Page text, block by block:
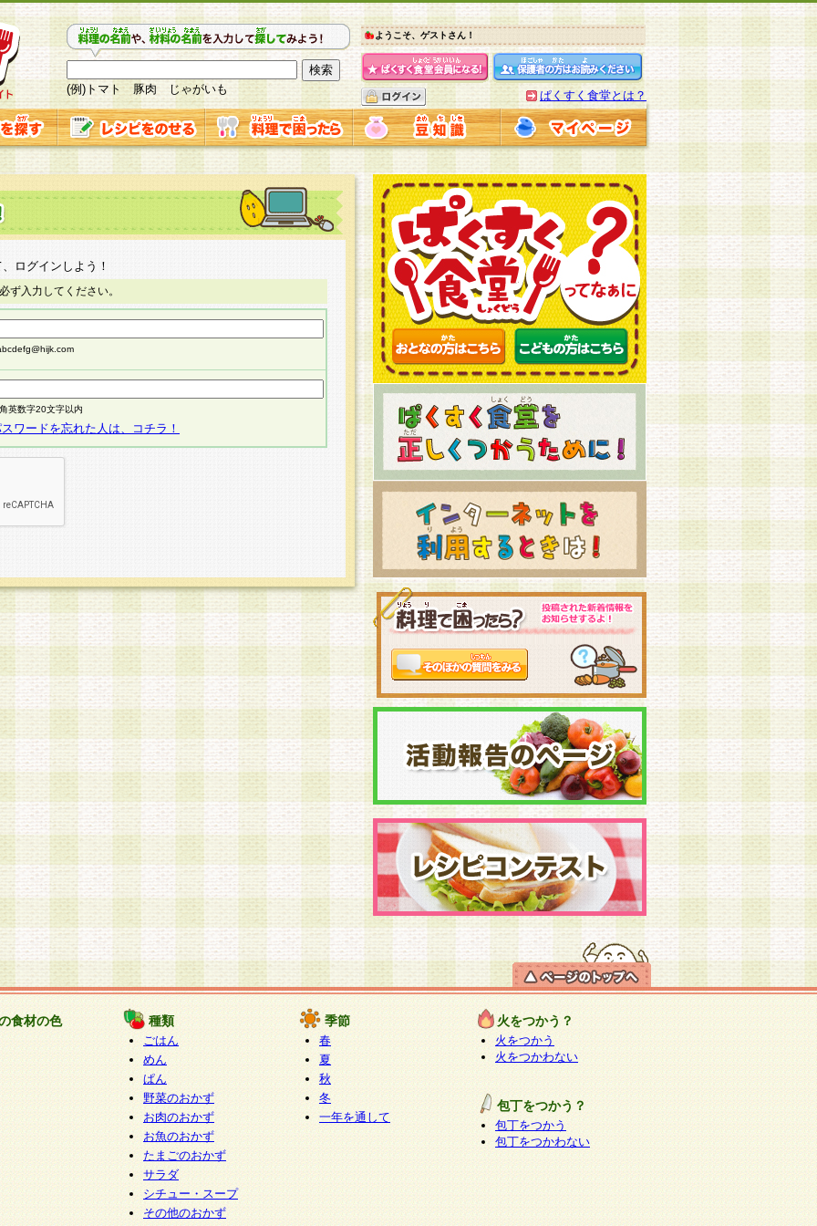
(例)トマト 豚肉 じゃがいも
ようこそ、ゲストさん！
ぱくすく食堂とは？
ログインしよう！
ず入力してください。
英数字20文字以内
ワードを忘れた人は、コチラ！
食材の色 種類
ごはん
めん
ぱん
野菜のおかず
お肉のおかず
お魚のおかず
たまごのおかず
サラダ
シチュー・スープ
その他のおかず
季節
春
夏
秋
冬
一年を通して
火をつかう？
火をつかう
火をつかわない
包丁をつかう？
包丁をつかう
包丁をつかわない